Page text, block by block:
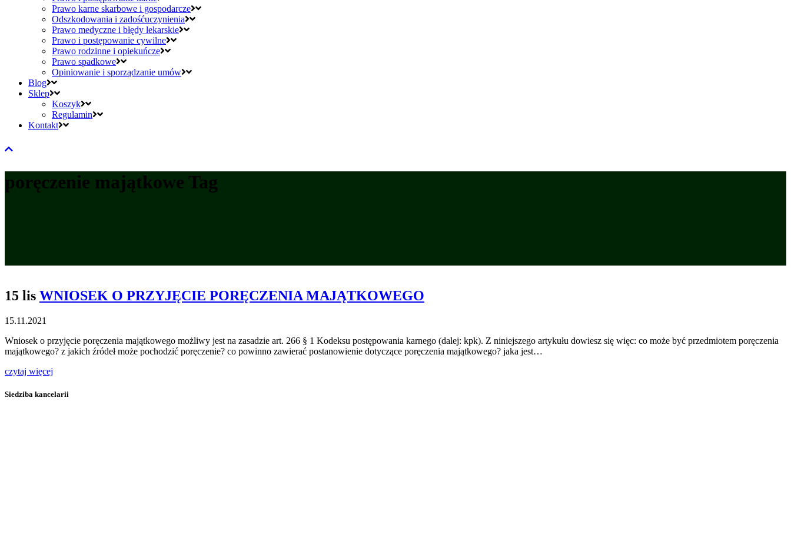
Prawo karne skarbowe i gospodarcze
Odszkodowania i zadośćuczynienia
Prawo medyczne i błędy lekarskie
Prawo i postępowanie cywilne
Prawo rodzinne i opiekuńcze
Prawo spadkowe
Opiniowanie i sporządzanie umów
Blog
Sklep
Koszyk
Regulamin
Kontakt
poręczenie majątkowe Tag
15 lis WNIOSEK O PRZYJĘCIE PORĘCZENIA MAJĄTKOWEGO
15.11.2021
Wniosek o przyjęcie poręczenia majątkowego możliwy jest na zasadzie art. 266 § 1 Kodeksu postępowania karnego (dalej: kpk). Z niniejszego artykułu dowiesz się więc: co może być przedmiotem poręczenia
majątkowego? z jakich źródeł może pochodzić poręczenie? co powinno zawierać postanowienie dotyczące poręczenia majątkowego? jaka jest…
czytaj więcej
Siedziba kancelarii